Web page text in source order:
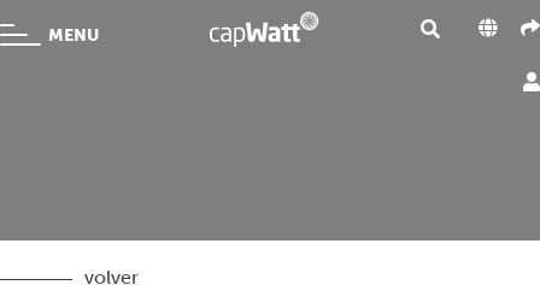
MENU
volver